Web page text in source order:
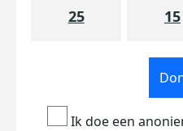
25 15
Ik doe een